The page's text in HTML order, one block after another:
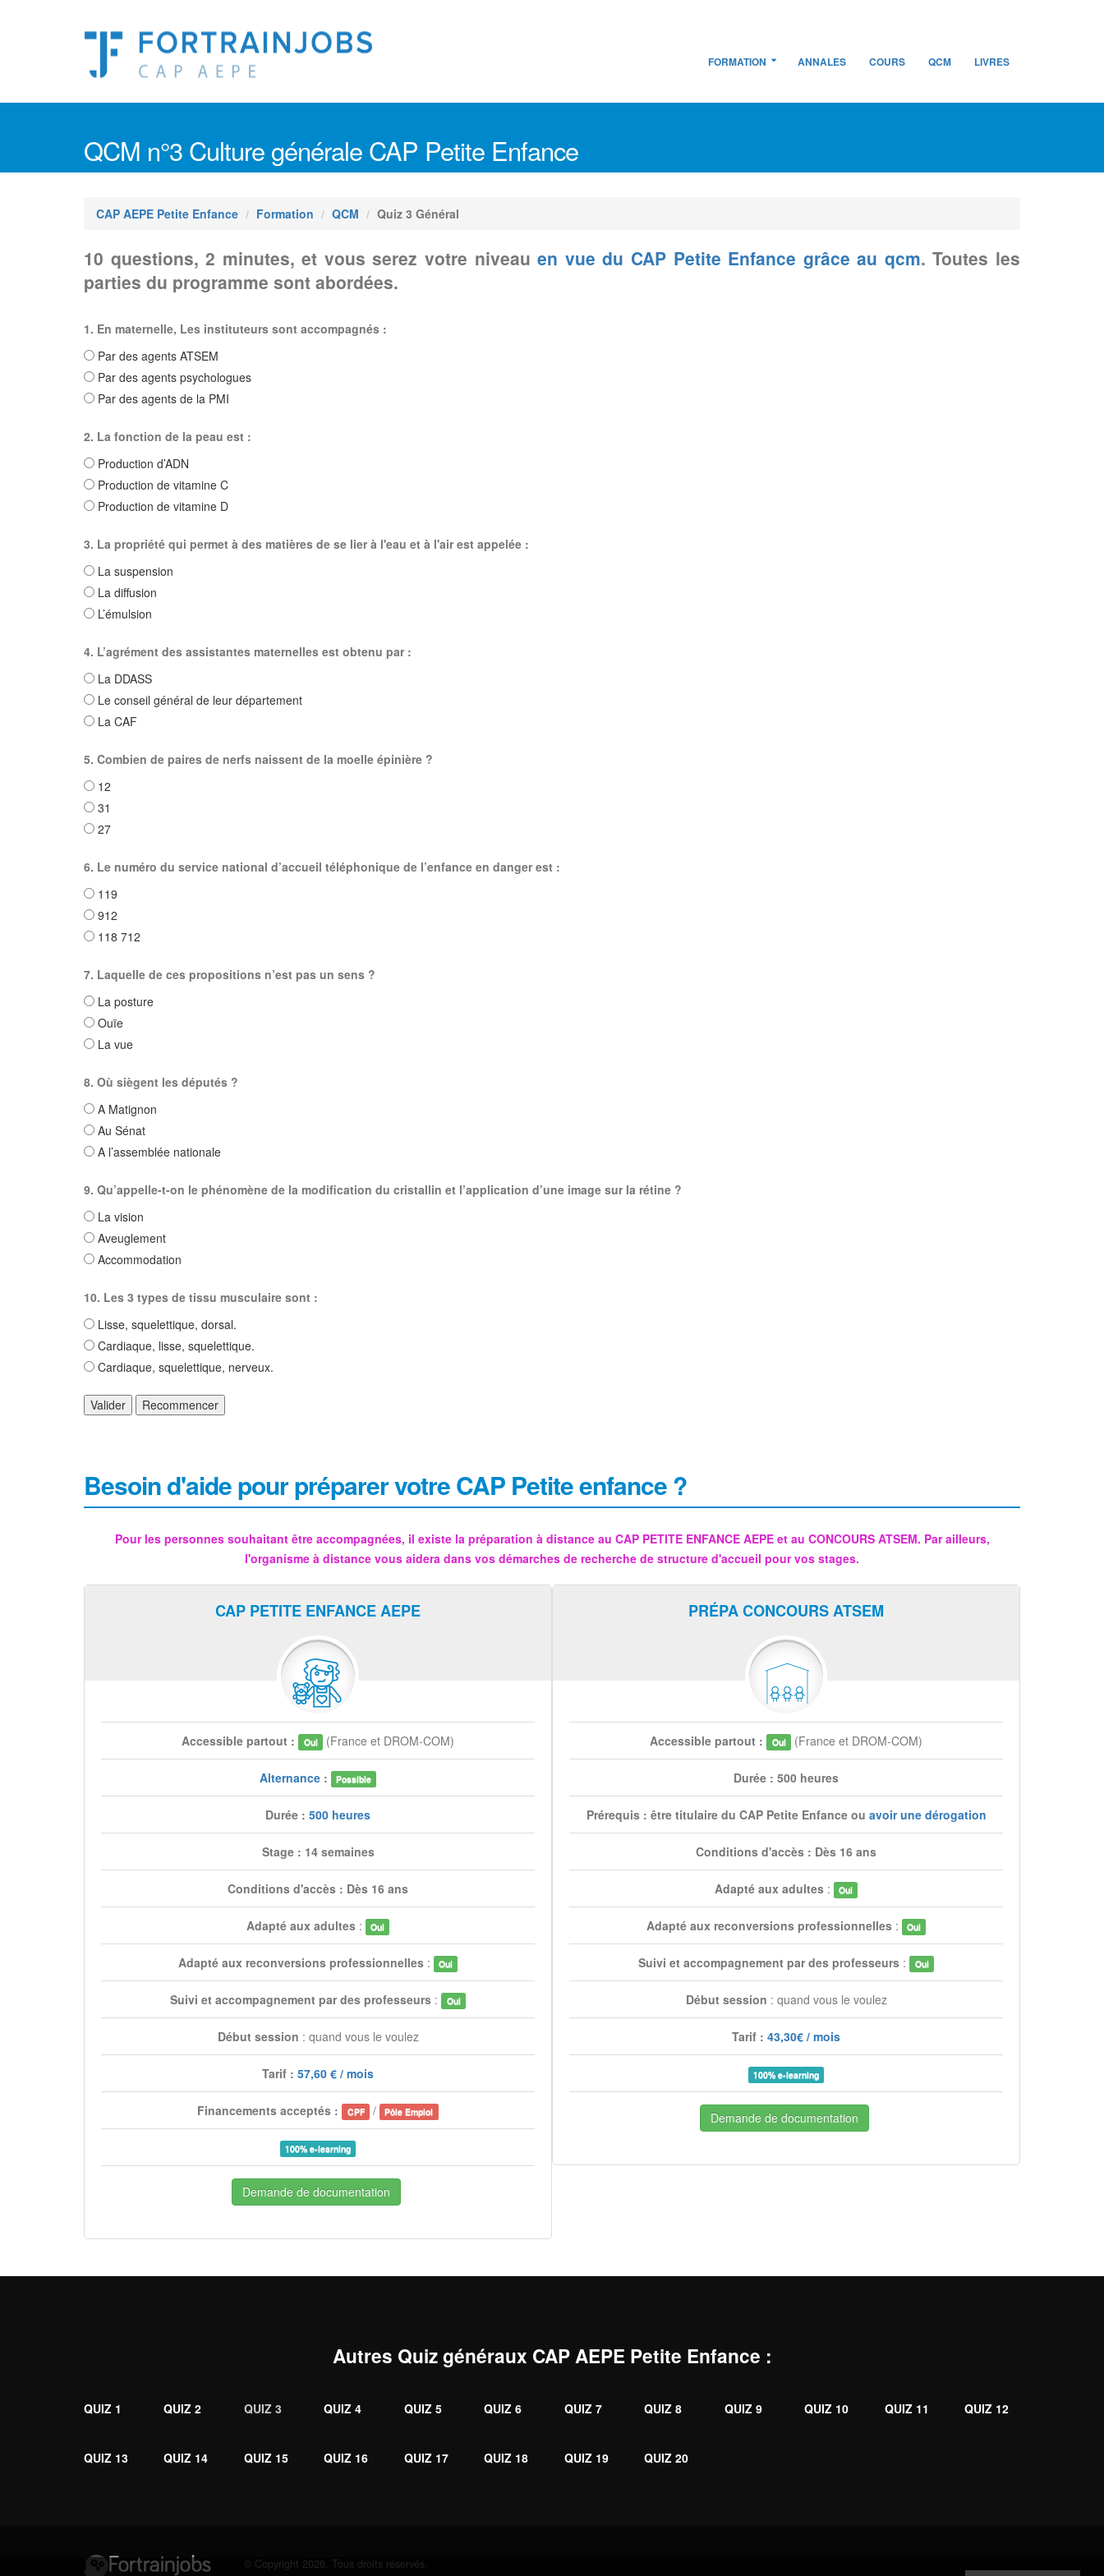
FORMATION ANNALES COURS QCM LIVRES
QCM n°3 Culture générale CAP Petite Enfance
CAP AEPE Petite Enfance Formation QCM Quiz 3 Général
10 questions, 2 minutes, et vous serez votre niveauen vue du CAP Petite Enfance grâce au qcm. Toutes les
parties du programme sont abordées.
1. En maternelle, Les instituteurs sont accompagnés :
Par des agents ATSEM
Par des agents psychologues
Par des agents de la PMI
2. La fonction de la peau est :
Production d’ADN
Production de vitamine C
Production de vitamine D
3. La propriété qui permet à des matières de se lier à l'eau et à l'air est appelée :
La suspension
La diffusion
L’émulsion
4. L’agrément des assistantes maternelles est obtenu par :
La DDASS
Le conseil général de leur département
La CAF
5. Combien de paires de nerfs naissent de la moelle épinière ?
12
31
27
6. Le numéro du service national d’accueil téléphonique de l’enfance en danger est :
119
912
118 712
7. Laquelle de ces propositions n’est pas un sens ?
La posture
Ouïe
La vue
8. Où siègent les députés ?
A Matignon
Au Sénat
A l’assemblée nationale
9. Qu’appelle-t-on le phénomène de la modification du cristallin et l’application d’une image sur la rétine ?
La vision
Aveuglement
Accommodation
10. Les 3 types de tissu musculaire sont :
Lisse, squelettique, dorsal.
Cardiaque, lisse, squelettique.
Cardiaque, squelettique, nerveux.
Valider Recommencer
Besoin d'aide pour préparer votre CAP Petite enfance ?
Pour les personnes souhaitant être accompagnées, il existe la préparation à distance au CAP PETITE ENFANCE AEPE et au CONCOURS ATSEM. Par ailleurs,
l'organisme à distance vous aidera dans vos démarches de recherche de structure d'accueil pour vos stages.
CAP PETITE ENFANCE AEPE
Accessible partout : Oui (France et DROM-COM)
Alternance: Possible
Durée : 500 heures
Stage : 14 semaines
Conditions d'accès : Dès 16 ans
Adapté aux adultes: Oui
Adapté aux reconversions professionnelles: Oui
Suivi et accompagnement par des professeurs : Oui
Début session : quand vous le voulez
Tarif : 57,60 € / mois
Financements acceptés : CPF / Pôle Emploi
100% e-learning
Demande de documentation
PRÉPA CONCOURS ATSEM
Accessible partout : Oui (France et DROM-COM)
Durée : 500 heures
Prérequis : être titulaire du CAP Petite Enfance ou avoir une dérogation
Conditions d'accès : Dès 16 ans
Adapté aux adultes: Oui
Adapté aux reconversions professionnelles: Oui
Suivi et accompagnement par des professeurs : Oui
Début session : quand vous le voulez
Tarif : 43,30€ / mois
100% e-learning
Demande de documentation
Autres Quiz généraux CAP AEPE Petite Enfance :
QUIZ 1 QUIZ 2 QUIZ 3 QUIZ 4 QUIZ 5 QUIZ 6 QUIZ 7 QUIZ 8 QUIZ 9 QUIZ 10 QUIZ 11 QUIZ 12
QUIZ 13 QUIZ 14 QUIZ 15 QUIZ 16 QUIZ 17 QUIZ 18 QUIZ 19 QUIZ 20
© Copyright 2026. Tous droits réservés.